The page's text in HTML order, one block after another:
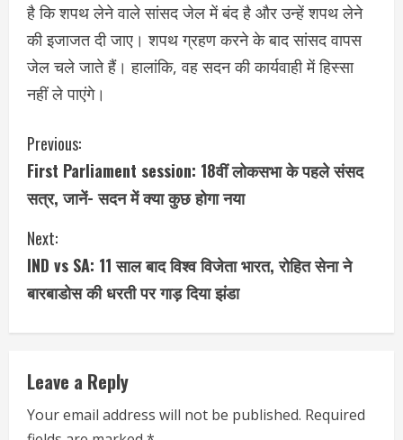
है कि शपथ लेने वाले सांसद जेल में बंद है और उन्हें शपथ लेने
की इजाजत दी जाए। शपथ ग्रहण करने के बाद सांसद वापस
जेल चले जाते हैं। हालांकि, वह सदन की कार्यवाही में हिस्सा
नहीं ले पाएंगे।
C
o
n
t
i
n
u
e
Previous:
First Parliament session: 18वीं लोकसभा के पहले संसद
सत्र, जानें- सदन में क्या कुछ होगा नया
Next:
IND vs SA: 11 साल बाद विश्व विजेता भारत, रोहित सेना ने
बारबाडोस की धरती पर गाड़ दिया झंडा
Leave a Reply
Your email address will not be published. Required